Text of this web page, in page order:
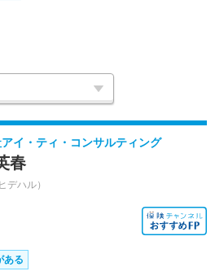
イ・ティ・コンサルティング
春
デハル）
ある